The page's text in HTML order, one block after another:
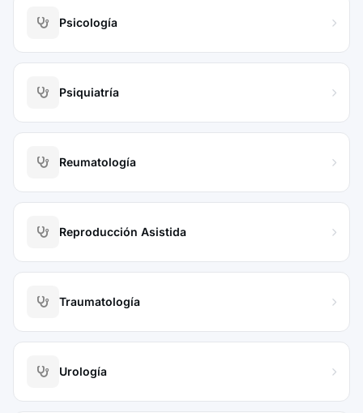
Psicología
Psiquiatría
Reumatología
Reproducción Asistida
Traumatología
Urología